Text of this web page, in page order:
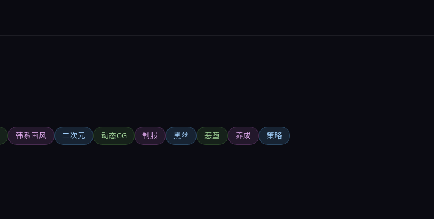
韩系画风 二次元 动态CG 制服 黑丝 恶堕 养成
策略